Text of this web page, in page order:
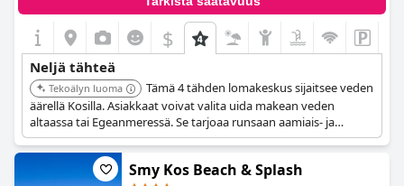
$
Neljä tähteä
Tekoälyn luoma
Tämä 4 tähden lomakeskus sijaitsee veden
äärellä Kosilla. Asiakkaat voivat valita uida makean veden
altaassa tai Egeanmeressä. Se tarjoaa runsaan aamiais- ja
illallisbuffetin ja järjestää show-cooking-tapahtumia. Monet
hedelmät ja vihannekset tulevat hotellin omilta luomuviljelmiltä.
Smy Kos Beach & Splash